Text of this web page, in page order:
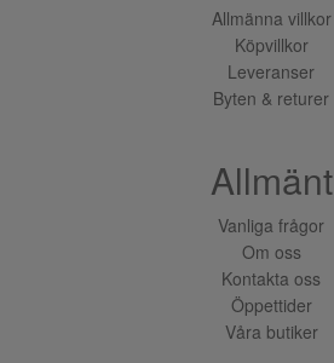
Allmänna villkor
Köpvillkor
Leveranser
Byten & returer
Allmänt
Vanliga frågor
Om oss
Kontakta oss
Öppettider
Våra butiker